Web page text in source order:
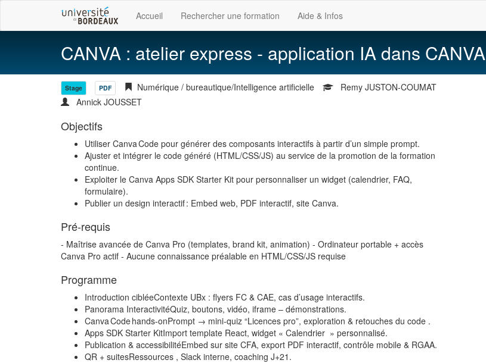
Accueil Rechercher une formation Aide & Infos
CANVA : atelier express - application IA dans CANVA
Stage PDF Numérique / bureautique/Intelligence artificielle
Remy JUSTON-COUMAT
Annick JOUSSET
Objectifs
Utiliser Canva Code pour générer des composants interactifs à partir d’un simple prompt.
Ajuster et intégrer le code généré (HTML/CSS/JS) au service de la promotion de la formation
continue.
Exploiter le Canva Apps SDK Starter Kit pour personnaliser un widget (calendrier, FAQ,
formulaire).
Publier un design interactif : Embed web, PDF interactif, site Canva.
Pré-requis
- Maîtrise avancée de Canva Pro (templates, brand kit, animation) - Ordinateur portable + accès
Canva Pro actif - Aucune connaissance préalable en HTML/CSS/JS requise
Programme
Introduction cibléeContexte UBx : flyers FC & CAE, cas d’usage interactifs.
Panorama InteractivitéQuiz, boutons, vidéo, iframe – démonstrations.
Canva Code hands‑onPrompt → mini‑quiz “Licences pro”, exploration & retouches du code .
Apps SDK Starter KitImport template React, widget « Calendrier » personnalisé.
Publication & accessibilitéEmbed sur site CFA, export PDF interactif, contrôle mobile & RGAA.
QR + suitesRessources , Slack interne, coaching J+21.